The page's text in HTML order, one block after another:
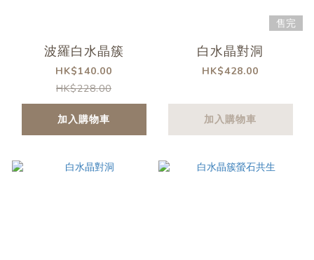
波羅白水晶簇
HK$140.00
HK$228.00
加入購物車
售完
白水晶對洞
HK$428.00
加入購物車